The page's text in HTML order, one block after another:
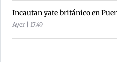
Incautan yate británico en
Ayer | 17:49